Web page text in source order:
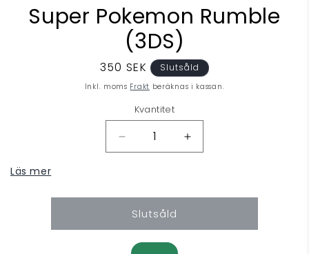
vidare till
Super Pokemon Rumble
(3DS)
Ordinarie
pris
350 SEK Slutsåld
Inkl. moms Frakt beräknas i kassan.
Kvantitet
Minska
kvantitet
Pokemon
Rumble
(3DS)
Öka
kvantitet
Pokemon
(3DS)
Läs mer
Slutsåld